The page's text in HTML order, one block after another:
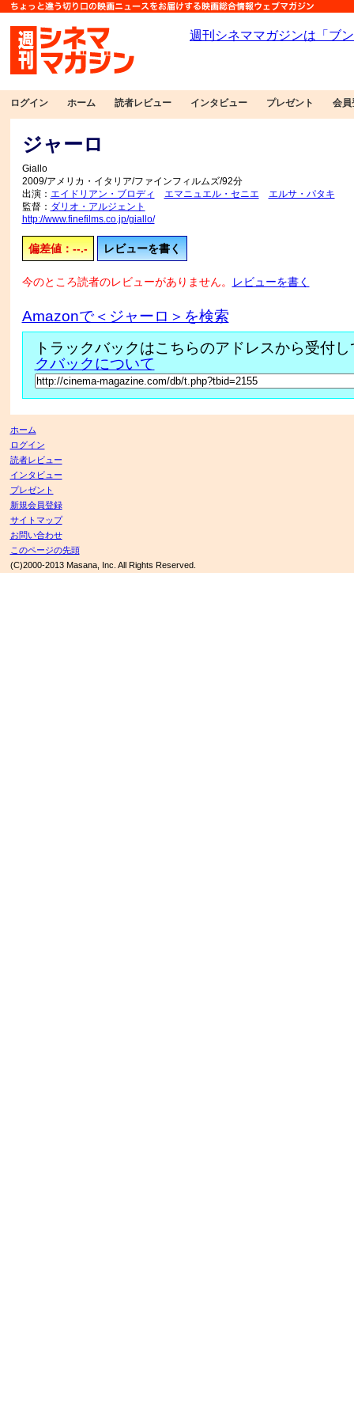
ログイン ホーム 読者レビュー インタビュー プレゼント 会員
ジャーロ
Giallo
2009/アメリカ・イタリア/ファインフィルムズ/92分
出演： エイドリアン・ブロディ エマニュエル・セニエ
エルサ・パタキ
監督： ダリオ・アルジェント
http://www.finefilms.co.jp/giallo/
偏差値：--.- レビューを書く
今のところ読者のレビューがありません。 レビューを書く
Amazonで＜ジャーロ＞を検索
トラックバックはこちらのアドレスから受付
クバックについて
ホーム
ログイン
読者レビュー
インタビュー
プレゼント
新規会員登録
サイトマップ
お問い合わせ
このページの先頭
(C)2000-2013 Masana, Inc. All Rights Reserved.